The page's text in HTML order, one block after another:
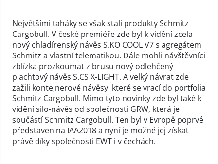
Největšími taháky se však stali produkty Schmitz
Cargobull. V české premiéře zde byl k vidění zcela
nový chladírenský návěs S.KO COOL V7 s agregátem
Schmitz a vlastní telematikou. Dále mohli návštěvníci
zblízka prozkoumat z brusu nový odlehčený
plachtový návěs S.CS X-LIGHT. A velký návrat zde
zažili kontejnerové návěsy, které se vrací do portfolia
Schmitz Cargobull. Mimo tyto novinky zde byl také k
vidění silo-návěs od společnosti GRW, která je
součástí Schmitz Cargobull. Ten byl v Evropě poprvé
představen na IAA2018 a nyní je možné jej získat
právě díky společnosti EWT i v čechách.